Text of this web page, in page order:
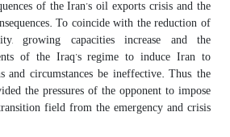
of the Iran’s oil exports crisis and the
To coincide with the reduction of
growing capacities increase and the
of the Iraq’s regime to induce Iran to
and circumstances be ineffective. Thus, the
the pressures of the opponent to impose
field from the emergency and crisis